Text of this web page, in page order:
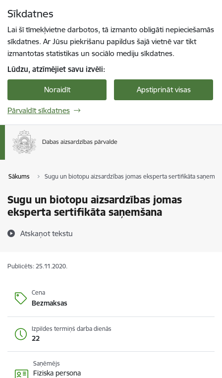
Sīkdatnes
Lai šī tīmekļvietne darbotos, tā izmanto obligāti nepieciešamās
sīkdatnes. Ar Jūsu piekrišanu papildus šajā vietnē var tikt
izmantotas statistikas un sociālo mediju sīkdatnes.
Lūdzu, atzīmējiet savu izvēli:
Noraidīt Apstiprināt visas
Pārvaldīt sīkdatnes
Sākums Sugu un biotopu aizsardzības jomas eksperta sertifikāta
Sugu un biotopu aizsardzības jomas
eksperta sertifikāta saņemšana
Atskaņot tekstu
Publicēts: 25.11.2020.
Cena
Bezmaksas
Izpildes termiņš darba dienās
22
Saņēmējs
Fiziska persona